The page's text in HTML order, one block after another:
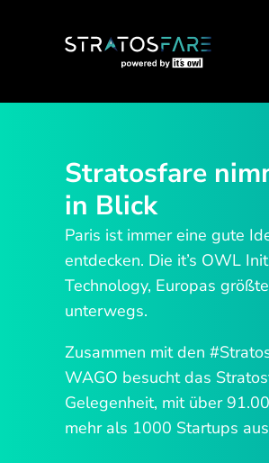
Stratosfare
in Blick
Paris ist immer eine gute
entdecken. Die it’s OWL
Technology, Europas
unterwegs.
Zusammen mit den
WAGO besucht das
Gelegenheit, mit über
mehr als 1000 Startups